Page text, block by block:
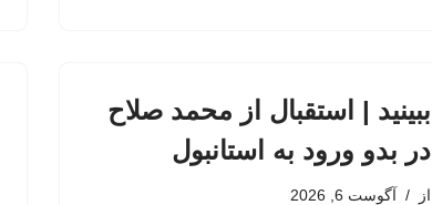
ببینید | استقبال از محمد صلاح
در بدو ورود به استانبول
از آگوست 6, 2026